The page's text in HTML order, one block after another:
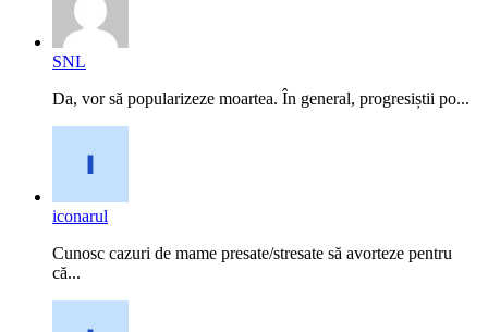
SNL
Da, vor să popularizeze moartea. În general, progresiștii po...
iconarul
Cunosc cazuri de mame presate/stresate să avorteze pentru
că...